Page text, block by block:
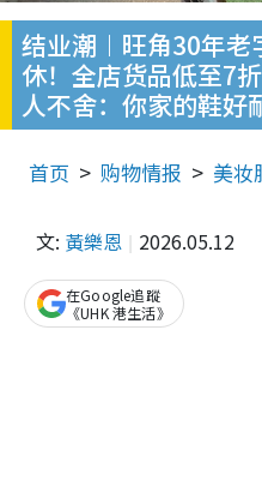
结业潮︱旺角30年
休！全店货品低至7
人不舍：你家的鞋好
首页 购物情报 美妆
文: 黃樂恩 2026.05.12
在Google追蹤
《UHK 港生活》